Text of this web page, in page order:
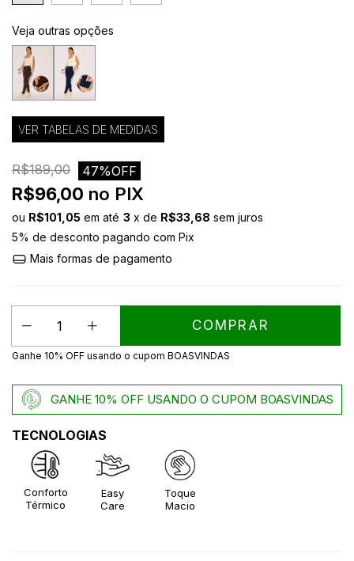
Veja outras opções
VER TABELAS DE MEDIDAS
R$189,00 47%OFF
R$96,00 no PIX
ou R$101,05 em até 3 x de R$33,68 sem juros
5% de desconto pagando com Pix
Mais formas de pagamento
Ganhe 10% OFF usando o cupom BOASVINDAS
GANHE 10% OFF USANDO O CUPOM BOASVINDAS
TECNOLOGIAS
Conforto
Térmico
Easy
Care
Toque
Macio